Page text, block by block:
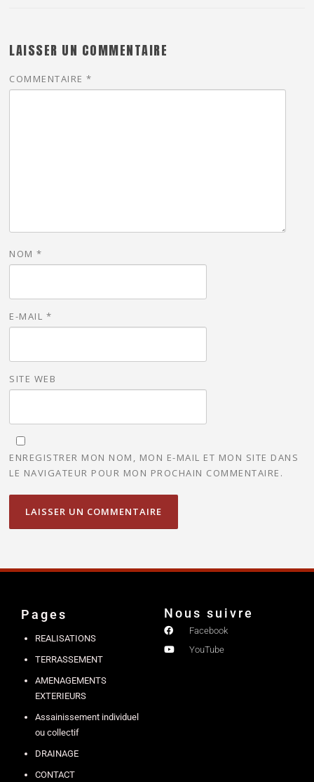
LAISSER UN COMMENTAIRE
COMMENTAIRE*
NOM*
E-MAIL *
SITE WEB
ENREGISTRER MON NOM, MON E-MAIL ET MON SITE DANS
LE NAVIGATEUR POUR MON PROCHAIN COMMENTAIRE.
Pages
REALISATIONS
TERRASSEMENT
AMENAGEMENTS
EXTERIEURS
Assainissement individuel
ou collectif
DRAINAGE
CONTACT
Nous suivre
Facebook
YouTube